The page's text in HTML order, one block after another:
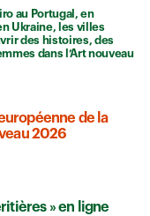
au Portugal, en
Ukraine, les villes
des histoires, des
dans l’Art nouveau
de la
2026
» en ligne